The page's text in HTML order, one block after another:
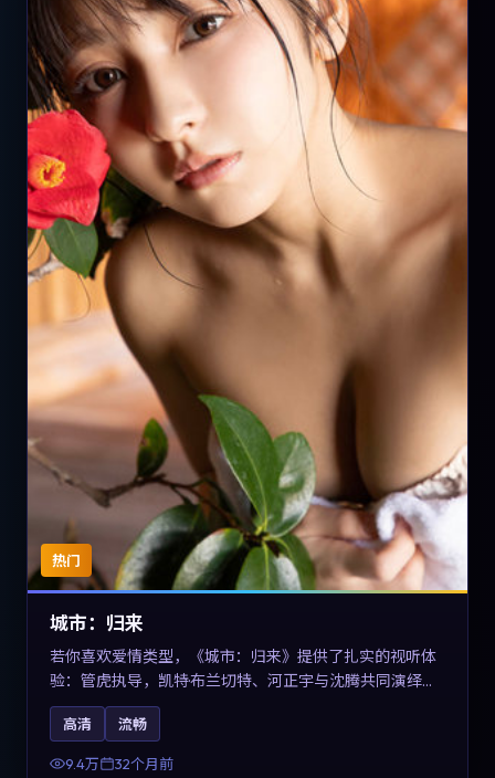
热门
城市：归来
若你喜欢爱情类型，《城市：归来》提供了扎实的视听体
验：管虎执导，凯特·布兰切特、河正宇与沈腾共同演绎。
影片2023年于德国上映，内容在有限空间内完成高密度的
戏剧冲突，关键词包含高清流畅、人物关系与情节反转，
适合检索「2023爱情」「德国电影」的用户。
高清 流畅
9.4万 32个月前